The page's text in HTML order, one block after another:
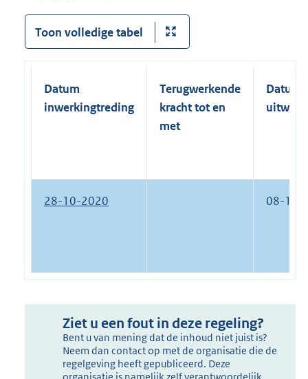
Toon volledige tabel
Datum
inwerkingtreding
Terugwerkende
kracht tot en
met
Datum
28-10-2020 08-11-
Ziet u een fout in deze regeling?
Bent u van mening dat de inhoud niet juist is?
Neem dan contact op met de organisatie die de
regelgeving heeft gepubliceerd. Deze